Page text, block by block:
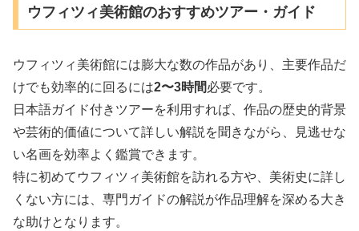
ウフィツィ美術館のおすすめツアー・ガイド
ウフィツィ美術館には膨大な数の作品があり、主要作品だ
けでも効率的に回るには2〜3時間必要です。
日本語ガイド付きツアーを利用すれば、作品の歴史的背景
や芸術的価値について詳しい解説を聞きながら、見逃せな
い名画を効率よく鑑賞できます。
特に初めてウフィツィ美術館を訪れる方や、美術史に詳し
くない方には、専門ガイドの解説が作品理解を深める大き
な助けとなります。